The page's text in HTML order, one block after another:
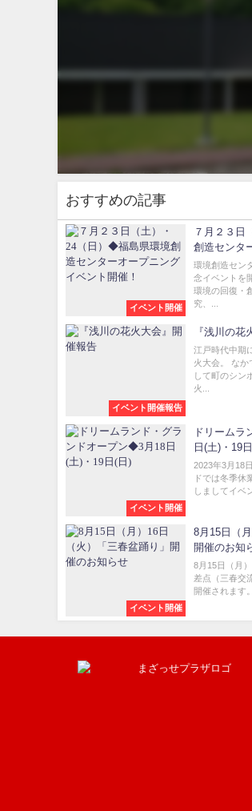
おすすめの記事
イベント開催
７月２３日
創造センタ
環境創造セン
念イベントを
環境の回復・
究、...
イベント開催報告
『浅川の花
江戸時代中期
火大会。 なか
して町のシン
火...
イベント開催
ドリーム
日(土)・19
2023年3月18
ドでは冬季休
しましてイベ
イベント開催
8月15日（
開催のお知
8月15日（月
差点（三春交
開催されます